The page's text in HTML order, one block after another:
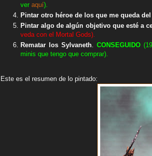
ver aquí).
Pintar otro héroe de los que me queda
Pintar algo de algún objetivo que esté a
veda con el Mortal Gods).
Rematar los Sylvaneth. CONSEGUIDO(19
minis que tengo que comprar).
Este es el resumen de lo pintado: